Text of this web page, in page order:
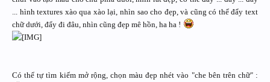
... hình textures xào qua xào lại, nhìn sao cho đẹp, và cũng có thể đẩy text
chữ dưới, đẩy đi đâu, nhìn cũng đẹp mê hồn, ha ha !
Có thể tự tìm kiếm mở rộng, chọn màu đẹp nhét vào "che bên trên chữ" :